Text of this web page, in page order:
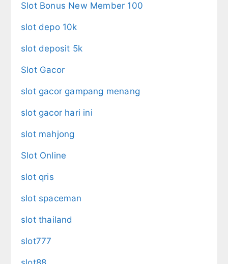
Slot Bonus New Member 100
slot depo 10k
slot deposit 5k
Slot Gacor
slot gacor gampang menang
slot gacor hari ini
slot mahjong
Slot Online
slot qris
slot spaceman
slot thailand
slot777